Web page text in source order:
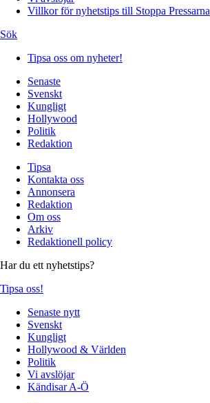
Villkor för nyhetstips till Stoppa Pressarna
Sök
Tipsa oss om nyheter!
Senaste
Svenskt
Kungligt
Hollywood
Politik
Redaktion
Tipsa
Kontakta oss
Annonsera
Redaktion
Om oss
Arkiv
Redaktionell policy
Har du ett nyhetstips?
Tipsa oss!
Senaste nytt
Svenskt
Kungligt
Hollywood & Världen
Politik
Vi avslöjar
Kändisar A-Ö